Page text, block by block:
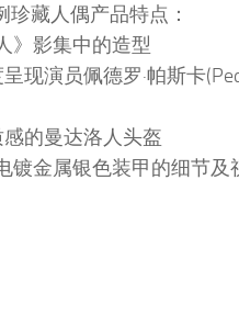
珍藏人偶产品特点：
》影集中的造型
现演员佩德罗·帕斯卡
的曼达洛人头盔
镀金属银色装甲的细节及